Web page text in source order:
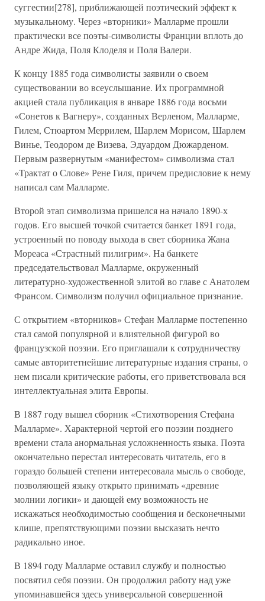
суггестии[278], приближающей поэтический эффект к
музыкальному. Через «вторники» Малларме прошли
практически все поэты-символисты Франции вплоть до
Андре Жида, Поля Клоделя и Поля Валери.
К концу 1885 года символисты заявили о своем
существовании во всеуслышание. Их программной
акцией стала публикация в январе 1886 года восьми
«Сонетов к Вагнеру», созданных Верленом, Малларме,
Гилем, Стюартом Меррилем, Шарлем Морисом, Шарлем
Винье, Теодором де Визева, Эдуардом Дюжарденом.
Первым развернутым «манифестом» символизма стал
«Трактат о Слове» Рене Гиля, причем предисловие к нему
написал сам Малларме.
Второй этап символизма пришелся на начало 1890-х
годов. Его высшей точкой считается банкет 1891 года,
устроенный по поводу выхода в свет сборника Жана
Мореаса «Страстный пилигрим». На банкете
председательствовал Малларме, окруженный
литературно-художественной элитой во главе с Анатолем
Франсом. Символизм получил официальное признание.
С открытием «вторников» Стефан Малларме постепенно
стал самой популярной и влиятельной фигурой во
французской поэзии. Его приглашали к сотрудничеству
самые авторитетнейшие литературные издания страны, о
нем писали критические работы, его приветствовала вся
интеллектуальная элита Европы.
В 1887 году вышел сборник «Стихотворения Стефана
Малларме». Характерной чертой его поэзии позднего
времени стала анормальная усложненность языка. Поэта
окончательно перестал интересовать читатель, его в
гораздо большей степени интересовала мысль о свободе,
позволяющей языку открыто принимать «древние
молнии логики» и дающей ему возможность не
искажаться необходимостью сообщения и бесконечными
клише, препятствующими поэзии высказать нечто
радикально иное.
В 1894 году Малларме оставил службу и полностью
посвятил себя поэзии. Он продолжил работу над уже
упоминавшейся здесь универсальной совершенной